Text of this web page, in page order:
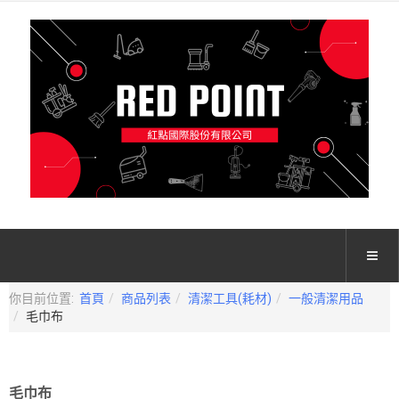
你目前位置: 首頁 商品列表 清潔工具(耗材)
一般清潔用品
毛巾布
毛巾布